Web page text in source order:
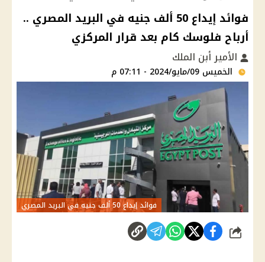
فوائد إيداع 50 ألف جنيه في البريد المصري ..
أرباح فلوسك كام بعد قرار المركزي
الأمير أبن الملك
الخميس 09/مايو/2024 - 07:11 م
فوائد إيداع 50 ألف جنيه في البريد المصري
شارك